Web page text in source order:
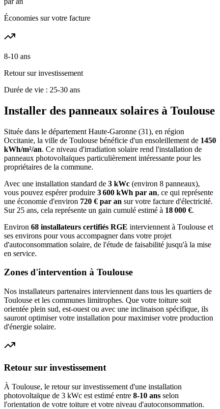
Économies sur votre facture
8-10 ans
Retour sur investissement
Durée de vie : 25-30 ans
Installer des panneaux solaires à Toulouse
Située dans le département Haute-Garonne (31), en région
Occitanie, la ville de Toulouse bénéficie d'un ensoleillement de 1450
kWh/m²/an. Ce niveau d'irradiation solaire rend l'installation de
panneaux photovoltaïques particulièrement intéressante pour les
propriétaires de la commune.
Avec une installation standard de 3 kWc (environ 8 panneaux),
vous pouvez espérer produire 3 600 kWh par an, ce qui représente
une économie d'environ 720 € par an sur votre facture d'électricité.
Sur 25 ans, cela représente un gain cumulé estimé à 18 000 €.
Environ 68 installateurs certifiés RGE interviennent à Toulouse et
ses environs pour vous accompagner dans votre projet
d'autoconsommation solaire, de l'étude de faisabilité jusqu'à la mise
en service.
Zones d'intervention à Toulouse
Nos installateurs partenaires interviennent dans tous les quartiers de
Toulouse et les communes limitrophes. Que votre toiture soit
orientée plein sud, est-ouest ou avec une inclinaison spécifique, ils
sauront optimiser votre installation pour maximiser votre production
d'énergie solaire.
Retour sur investissement
À Toulouse, le retour sur investissement d'une installation
photovoltaïque de 3 kWc est estimé entre 8-10 ans selon
l'orientation de votre toiture et votre niveau d'autoconsommation.